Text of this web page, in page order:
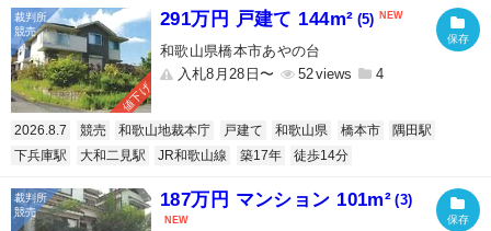
値下げ
291万円 戸建て 144m² (5)
和歌山県橋本市あやの台
入札8月28日〜
52 4
2026.8.7 競売 和歌山地裁本庁 戸建て 和歌山県 橋本市
隅田駅
下兵庫駅
大和二見駅 JR和歌山線 築17年 徒歩14分
187万円 マンション 101m² (3)